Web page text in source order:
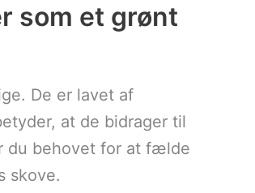
som et grønt
De er lavet af
at de bidrager til
du behovet for at fælde
skove.